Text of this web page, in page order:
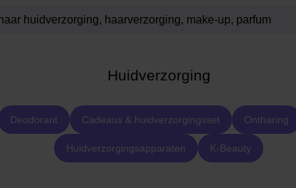
Huidverzorging
Deodorant Cadeaus & huidverzorgingsset Ontharing
Huidverzorgingsapparaten K-Beauty